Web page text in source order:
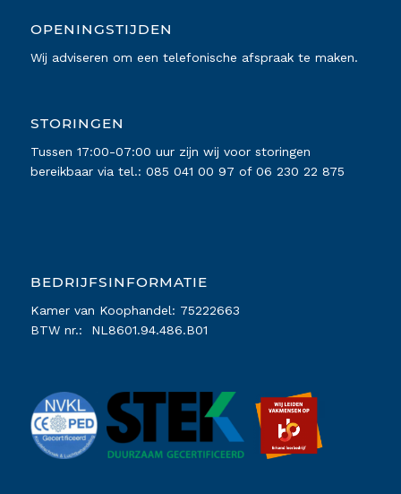
OPENINGSTIJDEN
Wij adviseren om een telefonische afspraak te maken.
STORINGEN
Tussen 17:00-07:00 uur zijn wij voor storingen
bereikbaar via tel.: 085 041 00 97 of 06 230 22 875
BEDRIJFSINFORMATIE
Kamer van Koophandel: 75222663
BTW nr.: NL8601.94.486.B01